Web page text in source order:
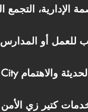
الإدارية،
كتير زي